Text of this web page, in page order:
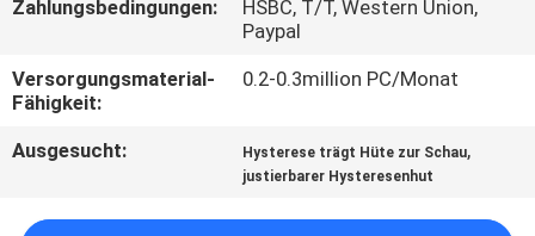
IN
VERBINDUNG
Zahlungsbedingungen:
HSBC, T/T, Western Union,
Paypal
Versorgungsmaterial-
Fähigkeit:
0.2-0.3million PC/Monat
Ausgesucht: Hysterese trägt Hüte zur Schau,
justierbarer Hysteresenhut